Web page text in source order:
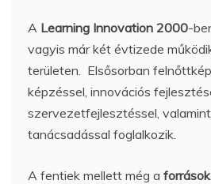
A Learning Innovation 2000-
vagyis már két évtizede
területen. Elsősorban
képzéssel, innovációs
szervezetfejlesztéssel,
tanácsadással foglalkozik.
A fentiek mellett még a